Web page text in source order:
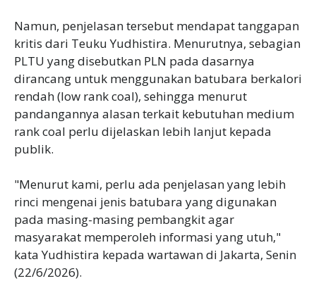
Namun, penjelasan tersebut mendapat tanggapan
kritis dari Teuku Yudhistira. Menurutnya, sebagian
PLTU yang disebutkan PLN pada dasarnya
dirancang untuk menggunakan batubara berkalori
rendah (low rank coal), sehingga menurut
pandangannya alasan terkait kebutuhan medium
rank coal perlu dijelaskan lebih lanjut kepada
publik.
"Menurut kami, perlu ada penjelasan yang lebih
rinci mengenai jenis batubara yang digunakan
pada masing-masing pembangkit agar
masyarakat memperoleh informasi yang utuh,"
kata Yudhistira kepada wartawan di Jakarta, Senin
(22/6/2026).